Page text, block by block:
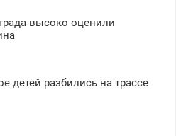
высоко оценили
детей разбились на трассе